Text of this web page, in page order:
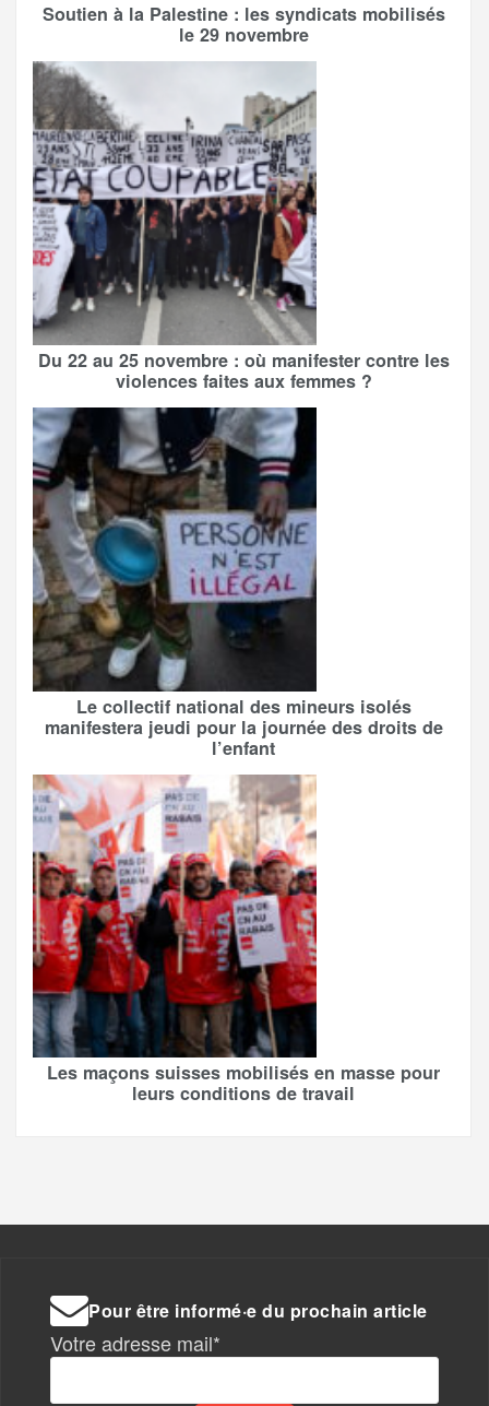
Soutien à la Palestine : les syndicats mobilisés
le 29 novembre
Du 22 au 25 novembre : où manifester contre les
violences faites aux femmes ?
Le collectif national des mineurs isolés
manifestera jeudi pour la journée des droits de
l’enfant
Les maçons suisses mobilisés en masse pour
leurs conditions de travail
Pour être informé·e du prochain article
Votre adresse mail*